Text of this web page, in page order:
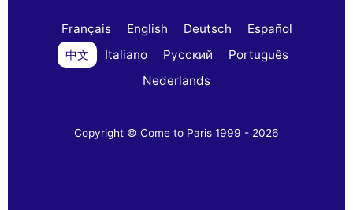
Français English Deutsch
Español
中文
Italiano Русский
Português
Nederlands
Copyright © Come to Paris 1999 - 2026